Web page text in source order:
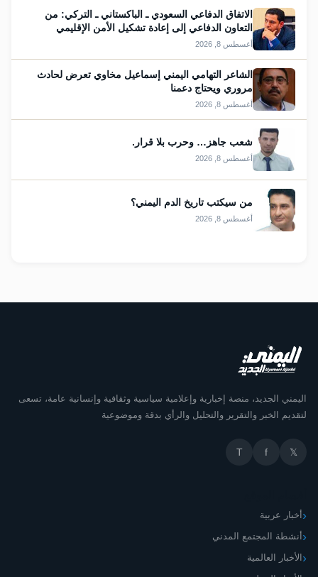
الاتفاق الدفاعي السعودي ـ الباكستاني ـ التركي: من
التعاون الدفاعي إلى إعادة تشكيل الأمن الإقليمي
أغسطس 8, 2026
الشاعر التهامي اليمني إسماعيل مخاوي تعرض لحادث
مروري ويحتاج دعمنا
أغسطس 8, 2026
شعب جاهز… وحرب بلا قرار.
أغسطس 8, 2026
من سيكتب تاريخ الدم اليمني؟
أغسطس 8, 2026
اليمني الجديد، منصة إخبارية وإعلامية سياسية وثقافية وإنسانية عامة، تسعى
لتقديم الخبر والتقرير والتحليل والرأي بدقة وموضوعية
𝕏
f
T
أخبار عربية
أنشطة المجتمع المدني
الأخبار العالمية